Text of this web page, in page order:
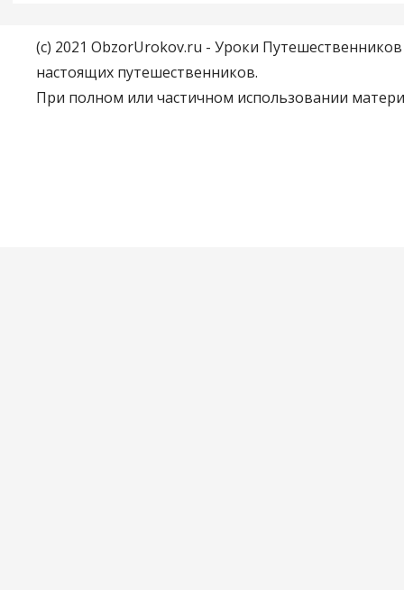
(c) 2021 ObzorUrokov.ru - Уроки
настоящих путешественников.
При полном или частичном использовании